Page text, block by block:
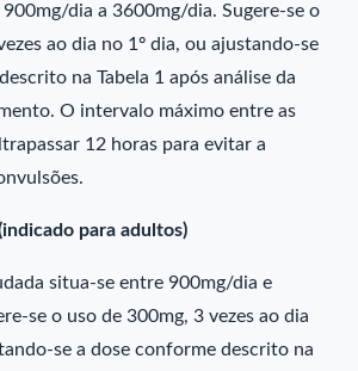
900mg/dia a 3600mg/dia. Sugere-se o
ao dia no 1º dia, ou ajustando-se
na Tabela 1 após análise da
O intervalo máximo entre as
12 horas para evitar a
para adultos)
situa-se entre 900mg/dia e
se o uso de 300mg, 3 vezes ao dia
se a dose conforme descrito na